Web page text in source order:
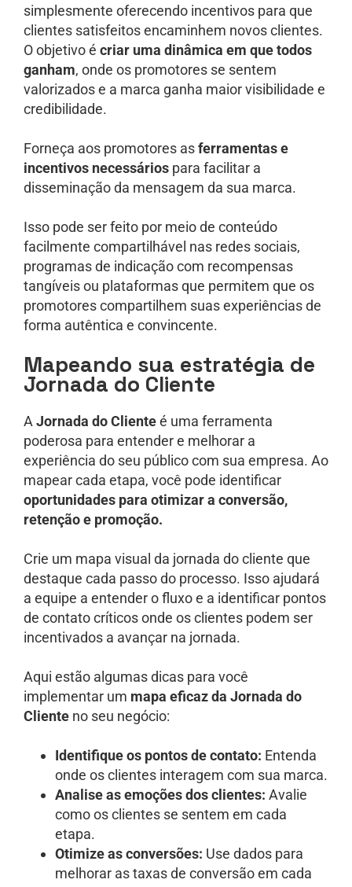
simplesmente oferecendo incentivos para que
clientes satisfeitos encaminhem novos clientes.
O objetivo é criar uma dinâmica em que todos
ganham, onde os promotores se sentem
valorizados e a marca ganha maior visibilidade e
credibilidade.
Forneça aos promotores asferramentas e
incentivos necessários para facilitar a
disseminação da mensagem da sua marca.
Isso pode ser feito por meio de conteúdo
facilmente compartilhável nas redes sociais,
programas de indicação com recompensas
tangíveis ou plataformas que permitem que os
promotores compartilhem suas experiências de
forma autêntica e convincente.
Mapeando sua estratégia de
Jornada do Cliente
AJornada do Clienteé uma ferramenta
poderosa para entender e melhorar a
experiência do seu público com sua empresa. Ao
mapear cada etapa, você pode identificar
oportunidades para otimizar a conversão,
retenção e promoção.
Crie um mapa visual da jornada do cliente que
destaque cada passo do processo. Isso ajudará
a equipe a entender o fluxo e a identificar pontos
de contato críticos onde os clientes podem ser
incentivados a avançar na jornada.
Aqui estão algumas dicas para você
implementar um mapa eficaz da Jornada do
Clienteno seu negócio:
Identifique os pontos de contato: Entenda
onde os clientes interagem com sua marca.
Analise as emoções dos clientes: Avalie
como os clientes se sentem em cada
etapa.
Otimize as conversões: Use dados para
melhorar as taxas de conversão em cada